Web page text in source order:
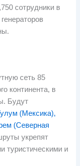
сотрудники в
сеть 85
континента, в
Будут
(Мексика),
(Северная
укрепят
туристическими и